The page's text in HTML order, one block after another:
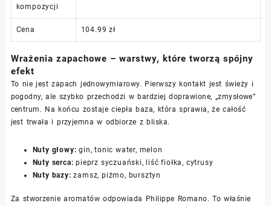
kompozycji
Cena 104.99 zł
Wrażenia zapachowe – warstwy, które tworzą spójny
efekt
To nie jest zapach jednowymiarowy. Pierwszy kontakt jest świeży i
pogodny, ale szybko przechodzi w bardziej doprawione, „zmysłowe”
centrum. Na końcu zostaje ciepła baza, która sprawia, że całość
jest trwała i przyjemna w odbiorze z bliska.
Nuty głowy: gin, tonic water, melon
Nuty serca: pieprz syczuański, liść fiołka, cytrusy
Nuty bazy: zamsz, piżmo, bursztyn
Za stworzenie aromatów odpowiada Philippe Romano. To właśnie